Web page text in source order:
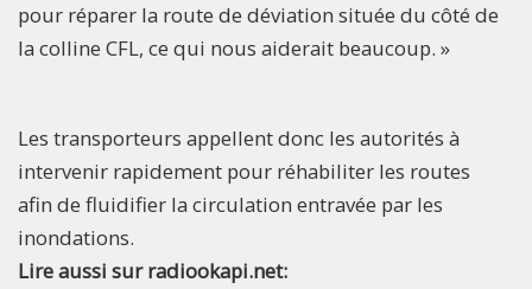
pour réparer la route de déviation située du côté de
la colline CFL, ce qui nous aiderait beaucoup. »
Les transporteurs appellent donc les autorités à
intervenir rapidement pour réhabiliter les routes
afin de fluidifier la circulation entravée par les
inondations.
Lire aussi sur radiookapi.net: